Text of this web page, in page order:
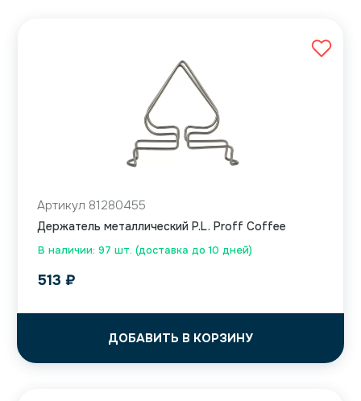
В наличии: 97 шт. (доставка до 10 дней)
Артикул 81280455
Держатель металлический P.L. Proff Coffee
513 ₽
ДОБАВИТЬ В КОРЗИНУ